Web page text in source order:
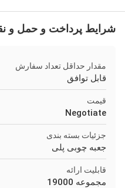
شرایط پرداخت و حمل و
مقدار حداقل تعداد سفارش
قابل توافق
قیمت
Negotiate
جزئیات بسته بندی
جعبه چوبی پلی
قابلیت ارائه
مجموعه 19000